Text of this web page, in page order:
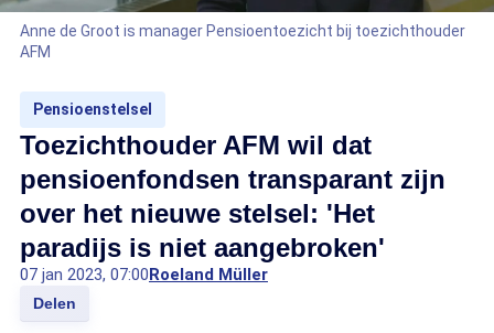
Anne de Groot is manager Pensioentoezicht bij toezichthouder
AFM
Pensioenstelsel
Toezichthouder AFM wil dat
pensioenfondsen transparant zijn
over het nieuwe stelsel: 'Het
paradijs is niet aangebroken'
07 jan 2023, 07:00Roeland Müller
Delen